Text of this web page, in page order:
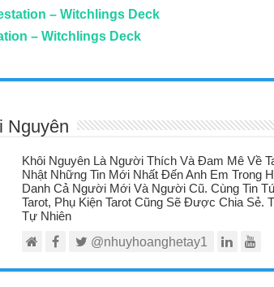
– Witchlings Deck
– Witchlings Deck
Nguyên
Khôi Nguyên Là Người Thích Và Đam Mê Về
Nhật Những Tin Mới Nhất Đến Anh Em Trong
Danh Cả Người Mới Và Người Cũ. Cùng Tin
Tarot, Phụ Kiện Tarot Cũng Sẽ Được Chia
Tự Nhiên
@nhuyhoanghetay1